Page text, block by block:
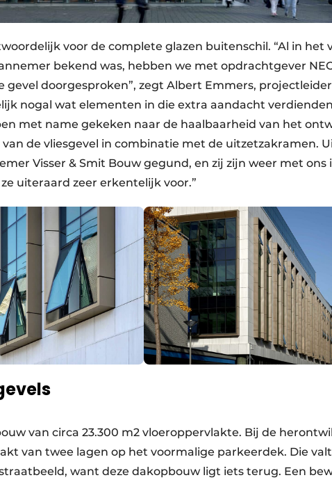
voor de complete glazen buitenschil. “Al in het
bekend was, hebben we met opdrachtgever
gevel doorgesproken”, zegt Albert Emmers,
nogal wat elementen in die extra aandacht
met name gekeken naar de haalbaarheid van het
de vliesgevel in combinatie met de uitzetzakramen.
Visser & Smit Bouw gegund, en zij zijn weer met ons
uiteraard zeer erkentelijk voor.”
van circa 23.300 m2 vloeroppervlakte. Bij de
van twee lagen op het voormalige parkeerdek. Die
want deze dakopbouw ligt iets terug. Een